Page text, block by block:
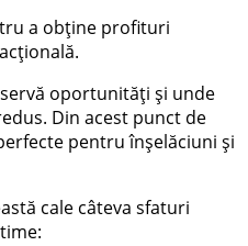
a obţine profituri
oportunităţi şi unde
Din acest punct de
pentru înşelăciuni şi
cale câteva sfaturi